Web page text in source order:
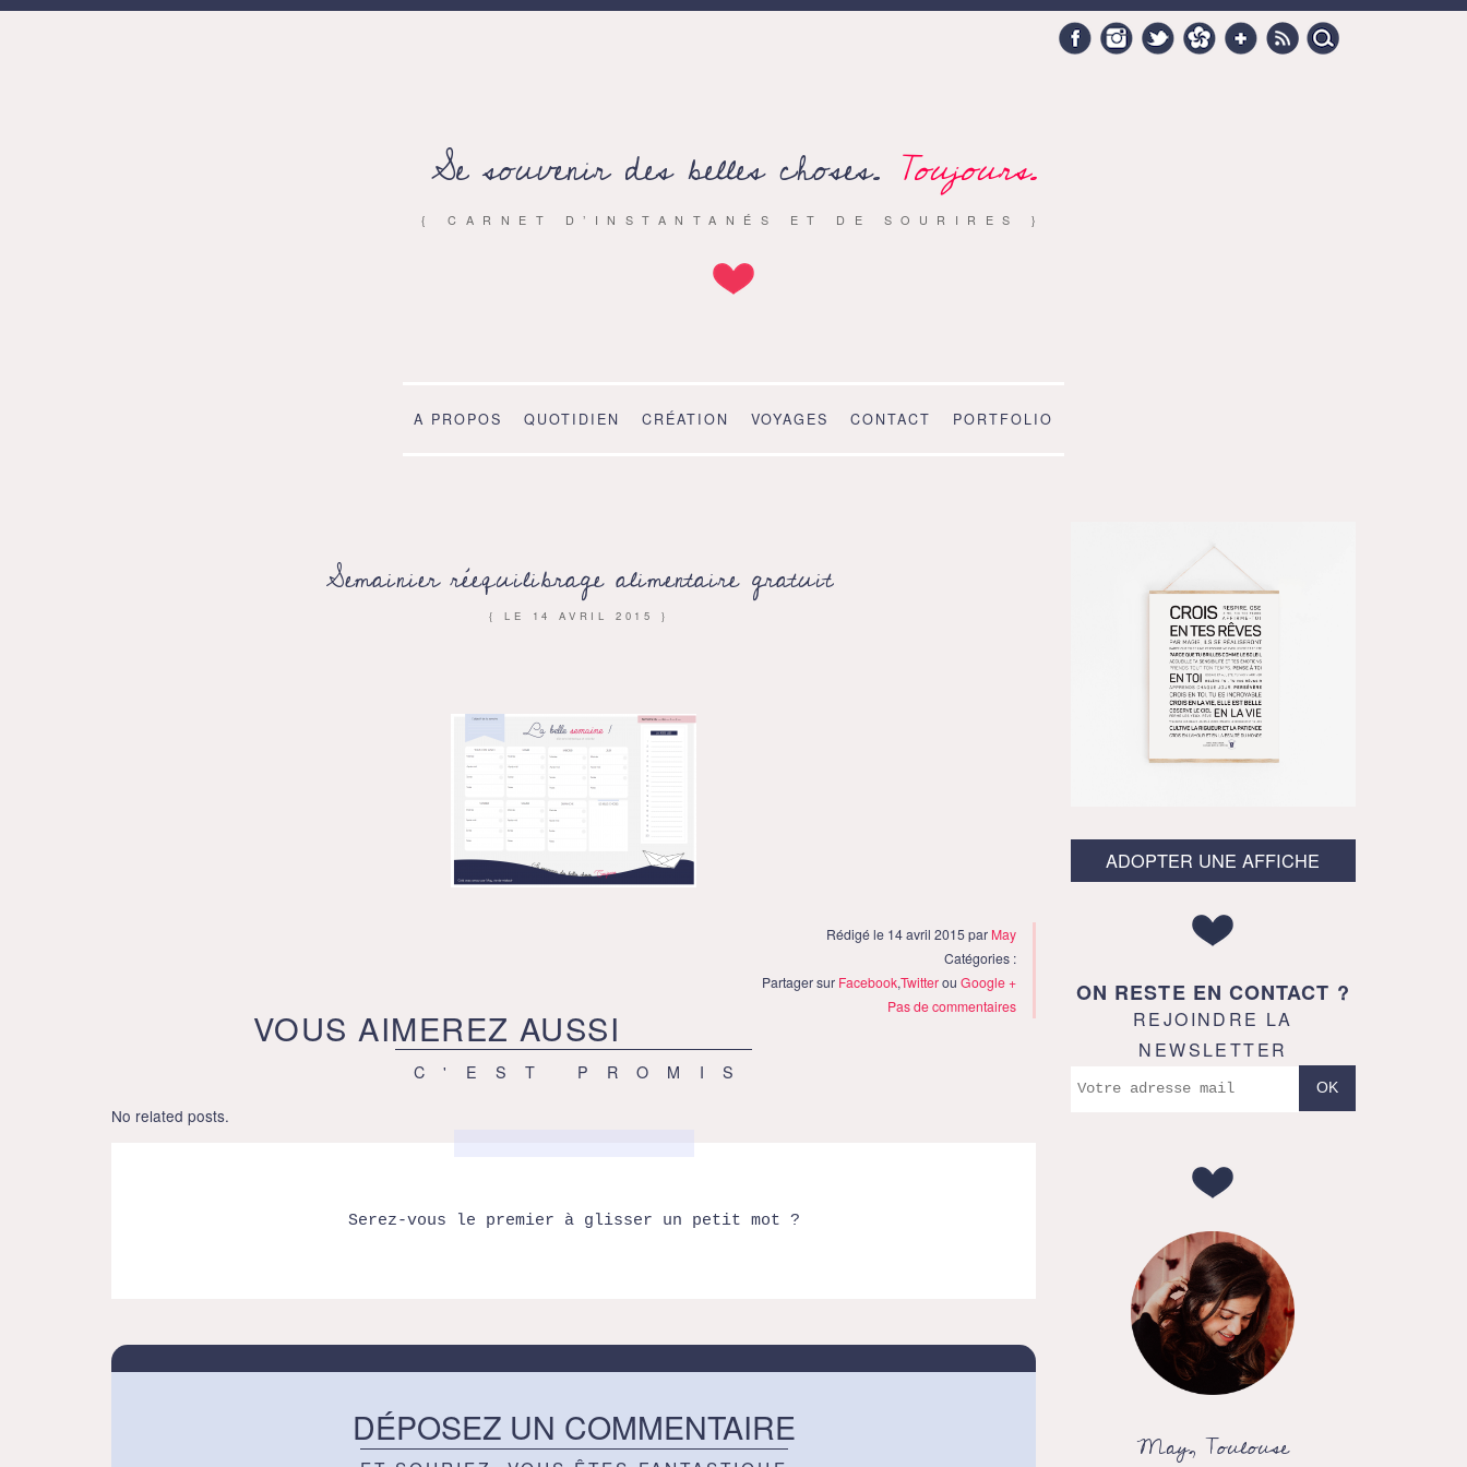
Search
for:
FacebookInstagramTwitter HellocotonGoogle +
RSS
Se souvenir des belles choses. Toujours.
{ CARNET D’INSTANTANÉS ET DE SOURIRES }
A PROPOS QUOTIDIEN CRÉATION VOYAGES CONTACT PORTFOLIO
Semainier réequilibrage alimentaire gratuit
{ LE 14 AVRIL 2015 }
Rédigé le 14 avril 2015 par May
Catégories :
Partager sur Facebook,TwitterouGoogle +
Pas de commentaires
VOUS AIMEREZ AUSSI
C'EST PROMIS
No related posts.
Serez-vous le premier à glisser un petit mot ?
DÉPOSEZ UN COMMENTAIRE
ADOPTER UNE AFFICHE
ON RESTE EN CONTACT ?
REJOINDRE LA
NEWSLETTER
May, Toulouse